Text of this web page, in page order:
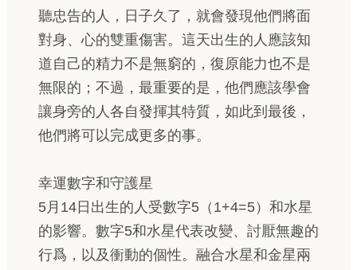
聽忠告的人，日子久了，就會發現他們將面
對身、心的雙重傷害。這天出生的人應該知
道自己的精力不是無窮的，復原能力也不是
無限的；不過，最重要的是，他們應該學會
讓身旁的人各自發揮其特質，如此到最後，
他們將可以完成更多的事。
幸運數字和守護星
5月14日出生的人受數字5（1+4=5）和水星
的影響。數字5和水星代表改變、討厭無趣的
行爲，以及衝動的個性。融合水星和金星兩